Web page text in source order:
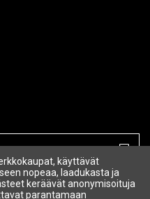
käyttävät
nopeaa, laadukasta ja
keräävät anonymisoituja
parantamaan